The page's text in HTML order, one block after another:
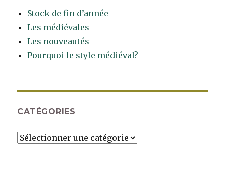
Stock de fin d’année
Les médiévales
Les nouveautés
Pourquoi le style médiéval?
CATÉGORIES
Catégories